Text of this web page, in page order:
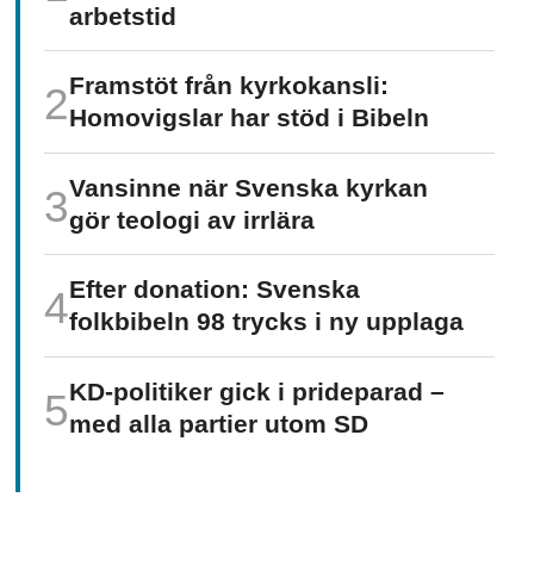
arbetstid
Framstöt från kyrkokansli:
Homo­vigslar har stöd i Bibeln
Vansinne när Svenska kyrkan
gör teologi av irrlära
Efter donation: Svenska
folkbibeln 98 trycks i ny upplaga
KD-politiker gick i prideparad –
med alla partier utom SD